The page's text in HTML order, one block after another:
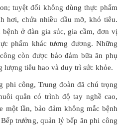
tuyệt đối không dùng thực phẩm
hơi, chứa nhiều dầu mỡ, khó tiêu.
ở đàn gia súc, gia cầm, đơn vị
phẩm khác tương đương. Những
còn được bảo đảm bữa ăn phụ
lượng tiêu hao và duy trì sức khỏe.
phi công, Trung đoàn đã chú trọng
quân có trình độ tay nghề cao,
một lần, bảo đảm không mắc bệnh
trưởng, quản lý bếp ăn phi công